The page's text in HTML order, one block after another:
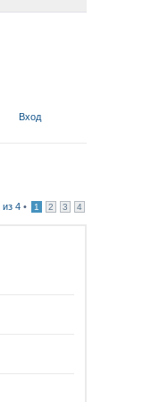
Вход
из 4 • 1 2 3 4